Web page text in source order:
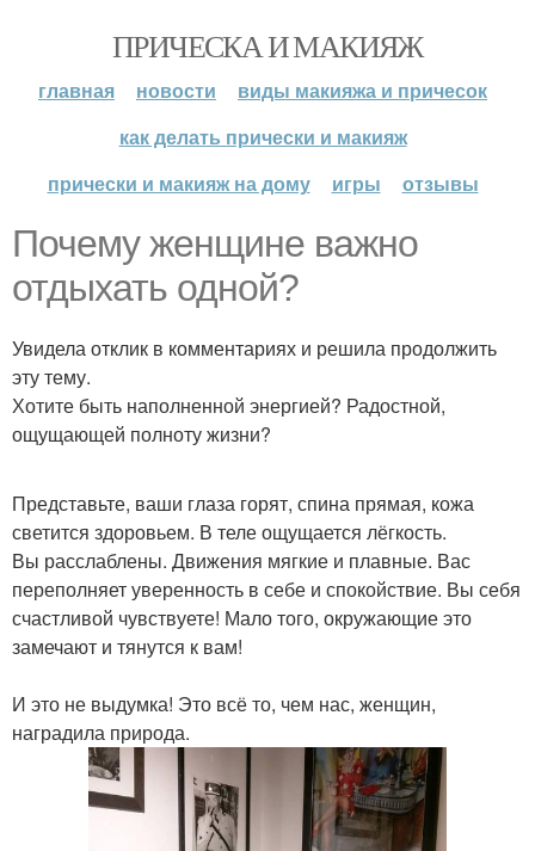
ПРИЧЕСКА И МАКИЯЖ
главная новости
виды макияжа и причесок
как делать прически и макияж
прически и макияж на дому
игры отзывы
Почему женщине важно
отдыхать одной?
Увидела отклик в комментариях и решила продолжить
эту тему.
Хотите быть наполненной энергией? Радостной,
ощущающей полноту жизни?
Представьте, ваши глаза горят, спина прямая, кожа
светится здоровьем. В теле ощущается лёгкость.
Вы расслаблены. Движения мягкие и плавные. Вас
переполняет уверенность в себе и спокойствие. Вы себя
счастливой чувствуете! Мало того, окружающие это
замечают и тянутся к вам!
И это не выдумка! Это всё то, чем нас, женщин,
наградила природа.